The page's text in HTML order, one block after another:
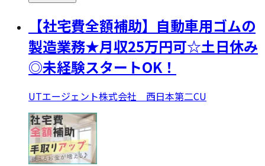
【社宅費全額補助】自動車用ゴムの
製造業務★月収25万円可☆土日休み
◎未経験スタートOK！
UTエージェント株式会社 西日本第二CU